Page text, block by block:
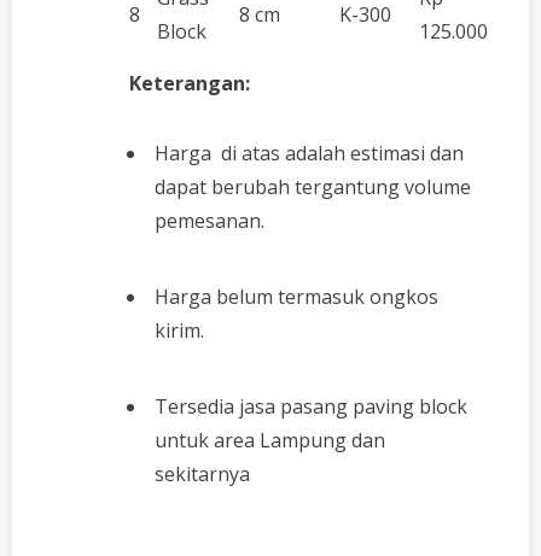
8
Block
8 cm K-300
125.000
Keterangan:
Harga di atas adalah estimasi dan
dapat berubah tergantung volume
pemesanan.
Harga belum termasuk ongkos
kirim.
Tersedia jasa pasang paving block
untuk area Lampung dan
sekitarnya